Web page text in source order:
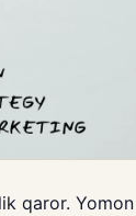
qaror.